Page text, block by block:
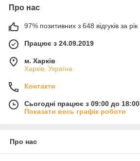
Про нас
97% позитивних з 648 відгуків за рік
Працює з 24.09.2019
м. Харків
Харків, Україна
Контакти
Сьогодні працює з 09:00 до 18:00
Показати весь графік роботи
Про нас